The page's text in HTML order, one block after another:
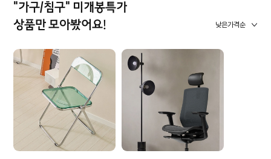
"가구/침구" 미개봉특가
상품만 모아봤어요!
낮은가격순